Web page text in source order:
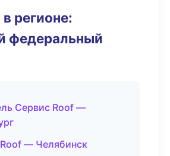
регионе:
федеральный
Сервис Roof —
— Челябинск